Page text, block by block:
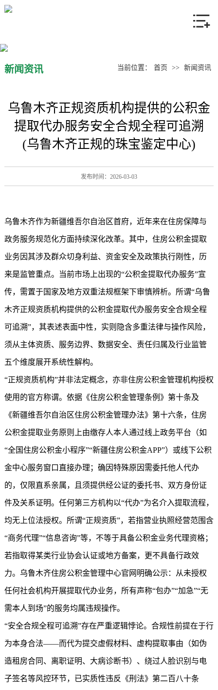
产品中心
联系我们
新闻资讯 当前位置： 首页 >> 新闻资讯
乌鲁木齐正规资质机构提供的公积金
提取代办服务安全合规全程可追溯
(乌鲁木齐正规的珠宝鉴定中心)
发布时间：2026-03-03
乌鲁木齐作为新疆维吾尔自治区首府，近年来在住房保障与
政务服务规范化方面持续深化改革。其中，住房公积金提取
业务因其涉及群众切身利益、资金安全及政策执行刚性，历
来是监管重点。当前市场上出现的“公积金提取代办服务”宣
传，需置于国家及地方双重法规框架下审慎辨析。所谓“乌鲁
木齐正规资质机构提供的公积金提取代办服务安全合规全程
可追溯”，其表述表面中性，实则隐含多重法律与操作风险，
须从主体资质、服务边界、数据安全、责任归属及行业监管
五个维度展开系统性解构。
“正规资质机构”并非法定概念，亦非住房公积金管理机构授权
使用的官方称谓。依据《住房公积金管理条例》第十条及
《新疆维吾尔自治区住房公积金管理办法》第十六条，住房
公积金提取业务原则上由缴存人本人通过线上政务平台（如
“全国住房公积金小程序”“新疆住房公积金APP”）或线下公积
金中心服务窗口直接办理；确因特殊原因需委托他人代办
的，仅限直系亲属，且须提供经公证的委托书、双方身份证
件及关系证明。任何第三方机构以“代办”为名介入提取流程，
均无上位法授权。所谓“正规资质”，若指营业执照经营范围含
“商务代理”“信息咨询”等，不等于具备公积金业务代理资格；
若指取得某类行业协会认证或地方备案，更不具备行政效
力。乌鲁木齐住房公积金管理中心官网明确公示：从未授权
任何社会机构开展提取代办业务，所有声称“包办”“加急”“无
需本人到场”的服务均属违规操作。
“安全合规全程可追溯”存在严重逻辑悖论。合规性前提在于行
为本身合法——而代为提交虚假材料、虚构提取事由（如伪
造租房合同、离职证明、大病诊断书）、绕过人脸识别与电
子签名等风控环节，已实质性违反《刑法》第二百八十条